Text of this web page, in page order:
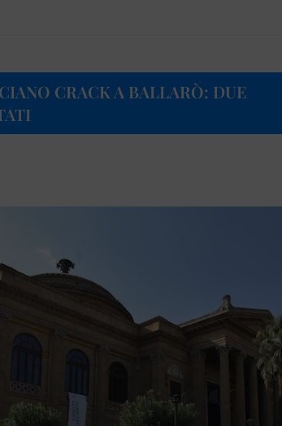
CRACK A BALLARÒ: DUE